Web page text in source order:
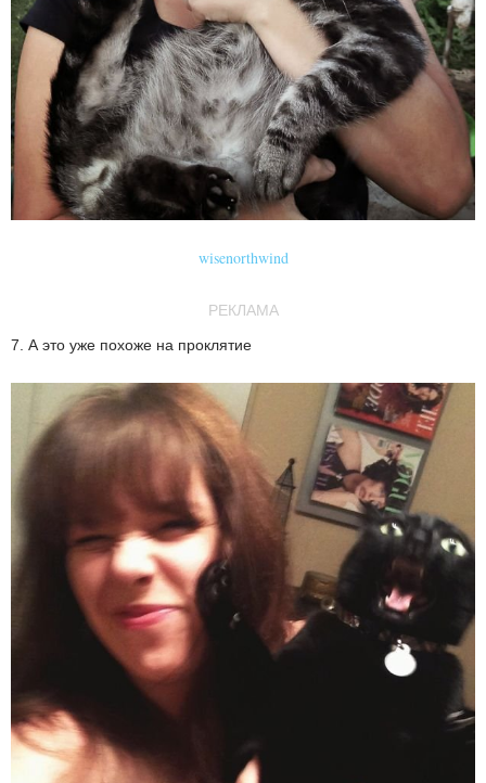
wisenorthwind
РЕКЛАМА
7. А это уже похоже на проклятие